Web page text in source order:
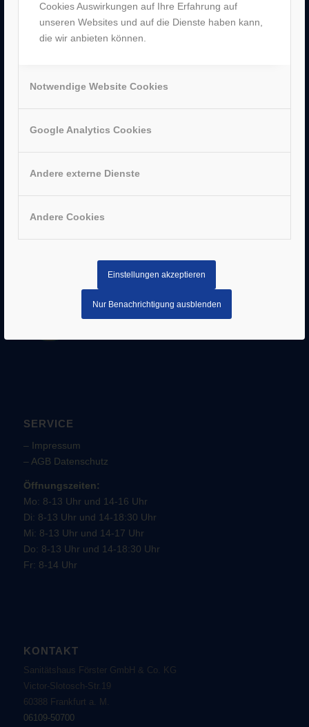
Cookies Auswirkungen auf Ihre Erfahrung auf
unseren Websites und auf die Dienste haben kann,
die wir anbieten können.
Notwendige Website Cookies
Google Analytics Cookies
Andere externe Dienste
Andere Cookies
Einstellungen akzeptieren
Nur Benachrichtigung ausblenden
UNTERNEHMEN
–Neu-Isenburg
–Sachsenhausen
–Hanau
AUSZEICHNUNGEN
SERVICE
– Impressum
– AGB Datenschutz
Öffnungszeiten:
Mo: 8-13 Uhr und 14-16 Uhr
Di: 8-13 Uhr und 14-18:30 Uhr
Mi: 8-13 Uhr und 14-17 Uhr
Do: 8-13 Uhr und 14-18:30 Uhr
Fr: 8-14 Uhr
KONTAKT
Sanitätshaus Förster GmbH & Co. KG
Victor-Slotosch-Str.19
60388 Frankfurt a. M.
06109-50700